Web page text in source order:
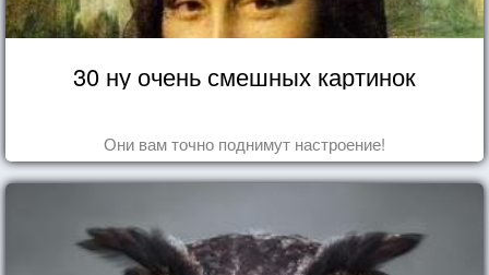
30 ну очень смешных картинок
Они вам точно поднимут настроение!